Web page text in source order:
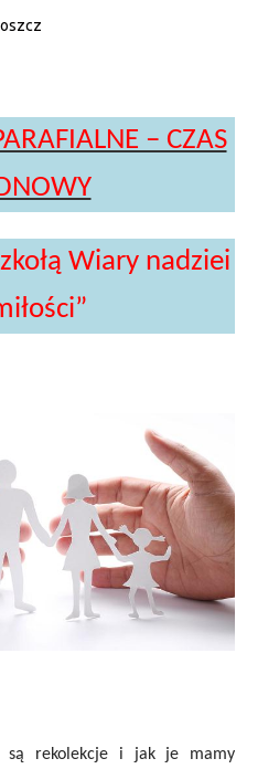
– CZAS
Wiary nadziei
są rekolekcje i jak je mamy